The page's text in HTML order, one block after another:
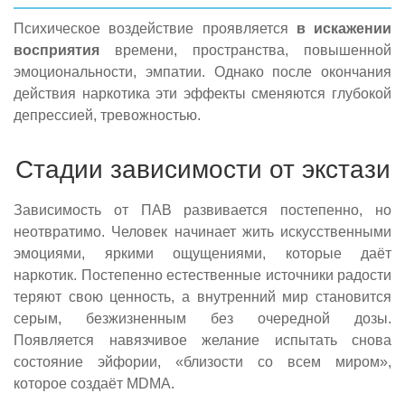
Психическое воздействие проявляется в искажении
восприятия времени, пространства, повышенной
эмоциональности, эмпатии. Однако после окончания
действия наркотика эти эффекты сменяются глубокой
депрессией, тревожностью.
Стадии зависимости от экстази
Зависимость от ПАВ развивается постепенно, но
неотвратимо. Человек начинает жить искусственными
эмоциями, яркими ощущениями, которые даёт
наркотик. Постепенно естественные источники радости
теряют свою ценность, а внутренний мир становится
серым, безжизненным без очередной дозы.
Появляется навязчивое желание испытать снова
состояние эйфории, «близости со всем миром»,
которое создаёт MDMA.